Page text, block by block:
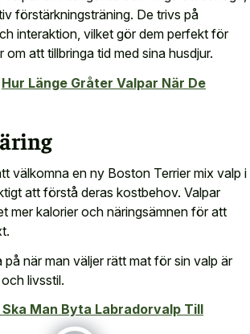
förstärkningsträning. De trivs på
interaktion, vilket gör dem perfekt för
att tillbringa tid med sina husdjur.
Hur Länge Gråter Valpar När De
välkomna en ny Boston Terrier mix valp i
att förstå deras kostbehov. Valpar
mer kalorier och näringsämnen för att
på när man väljer rätt mat för sin valp är
livsstil.
Ska Man Byta Labradorvalp Till